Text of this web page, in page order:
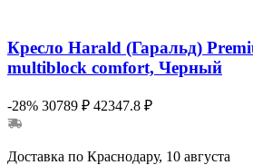
Кресло Harald (Гаральд)
multiblock comfort, Черный
-28% 30789 ₽ 42347.8 ₽
Доставка по Краснодару, 10 августа